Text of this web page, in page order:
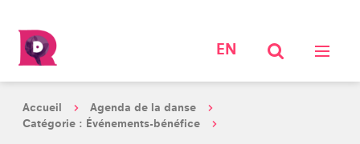
EN
Accueil
Agenda de la danse
Catégorie : Événements-bénéfice